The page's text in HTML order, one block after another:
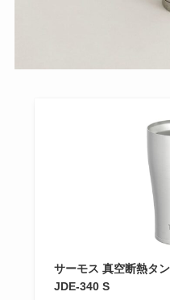
サーモス 真空断熱タ
JDE-340 S